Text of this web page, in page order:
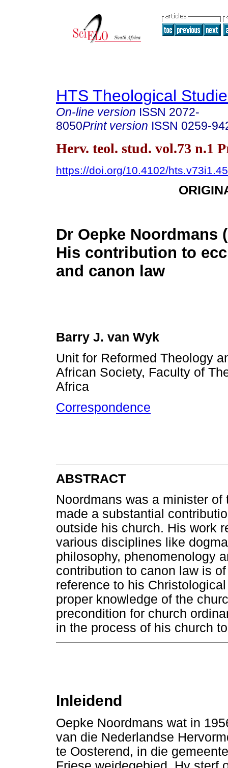
HTS Theological
On-line version ISSN 2072-
8050Print version ISSN 0259-
Herv. teol. stud. vol.73 n.1
https://doi.org/10.4102/
Dr Oepke Noordmans
His contribution to
and canon law
Barry J. van Wyk
Unit for Reformed Theology
African Society, Faculty of
Africa
Correspondence
ABSTRACT
Noordmans was a minister
made a substantial
outside his church. His work
various disciplines like
philosophy, phenomenology
contribution to canon law is
reference to his
proper knowledge of the
precondition for church
in the process of his church
Inleidend
Oepke Noordmans wat in
van die Nederlandse
te Oosterend, in die